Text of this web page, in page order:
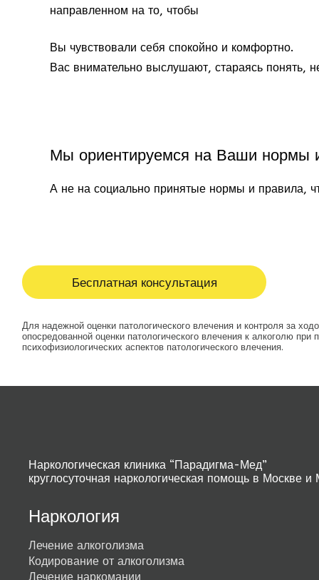
направленном на то, чтобы
Вы чувствовали себя спокойно и комфортно.
Вас внимательно выслушают, стараясь понять,
Мы ориентируемся на Ваши нормы
А не на социально принятые нормы и правила,
Бесплатная консультация
Для надежной оценки патологического влечения и контроля за
опосредованной оценки патологического влечения к алкоголю
психофизиологических аспектов патологического влечения.
Наркологическая клиника “Парадигма-Мед”
круглосуточная наркологическая помощь в Москве и
Наркология
Лечение алкоголизма
Кодирование от алкоголизма
Лечение наркомании